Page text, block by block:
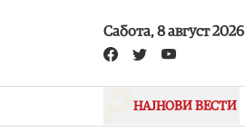
Сабота, 8 август 2026
НАЈНОВИ ВЕСТИ